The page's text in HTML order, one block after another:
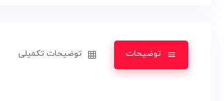
توضیحات توضیحات تکمیلی